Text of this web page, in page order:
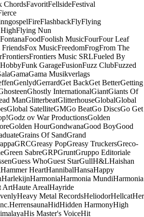
ChordsFavoritFellsideFestival
FireFlashbackFlyFlying
Flying Nun
FontanaFoodFoolish MusicFourFour Leaf
Fox MusicFreedomFrogFrom The
FrontiersFrontiers Music SRLFueled By
Funk GarageFusionFuzz ClubFuzzed
GamaGama Musikverlags
GenlydGerrardGet BackGet BetterGetting
Ghostly InternationalGiantGiants Of
ManGlitterbeatGlitterhouseGlobalGlobal
Global SatelliteGMGo BeatGo DiscsGo Get
Godz ov War ProductionsGolden
Golden HourGondwanaGood BoyGood
Grains Of SandGrand
GRCGreasy PopGreasy TruckersGreco-
Green SabreGRPGruntGruppo Editoriale
Guess WhoGuest StarGullH&LHaishan
Hammer HeartHannibalHansaHappy
HarlekijnHarmoniaHarmonia MundiHarmonia
ArtHaute ArealHayride
Heavy Metal RecordsHeliodorHellcatHer
HerrensaunaHidHidden HarmonyHigh
His Master's VoiceHit